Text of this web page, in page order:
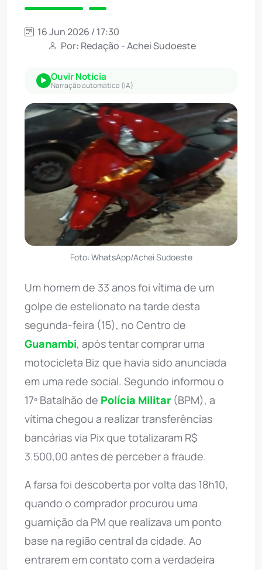
16 Jun 2026 / 17:30
Por: Redação - Achei Sudoeste
Ouvir Notícia
Narração automática (IA)
Foto: WhatsApp/Achei Sudoeste
Um homem de 33 anos foi vítima de um
golpe de estelionato na tarde desta
segunda-feira (15), no Centro de
Guanambi, após tentar comprar uma
motocicleta Biz que havia sido anunciada
em uma rede social. Segundo informou o
17º Batalhão de Polícia Militar (BPM), a
vítima chegou a realizar transferências
bancárias via Pix que totalizaram R$
3.500,00 antes de perceber a fraude.
A farsa foi descoberta por volta das 18h10,
quando o comprador procurou uma
guarnição da PM que realizava um ponto
base na região central da cidade. Ao
entrarem em contato com a verdadeira